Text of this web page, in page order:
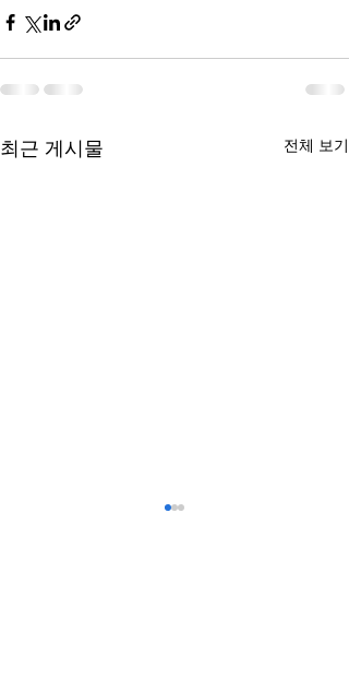
최근 게시물 전체 보기